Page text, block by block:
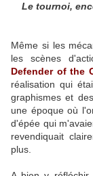
Le tournoi,
Même si les
les scènes
Defender of the
réalisation qui
graphismes et
une époque où
d'épée qui
revendiquait
plus.